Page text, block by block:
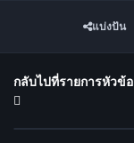
แบ่งปัน
กลับไปที่รายการหัวข้อ